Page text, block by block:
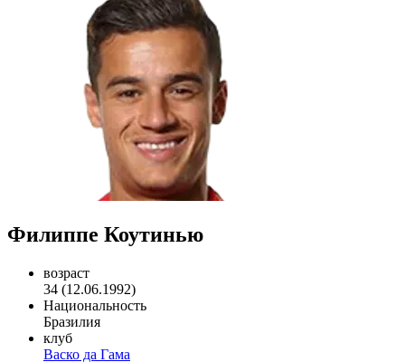
Филиппе Коутинью
возраст
34 (12.06.1992)
Национальность
Бразилия
клуб
Васко да Гама